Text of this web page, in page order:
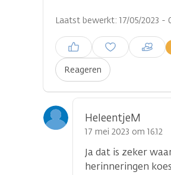
Laatst bewerkt: 17/05/2023 -
Reageren
Inloggen om een reactie te
plaatsen
HeleentjeM
17 mei 2023 om 16.12
Ja dat is zeker
herinneringen